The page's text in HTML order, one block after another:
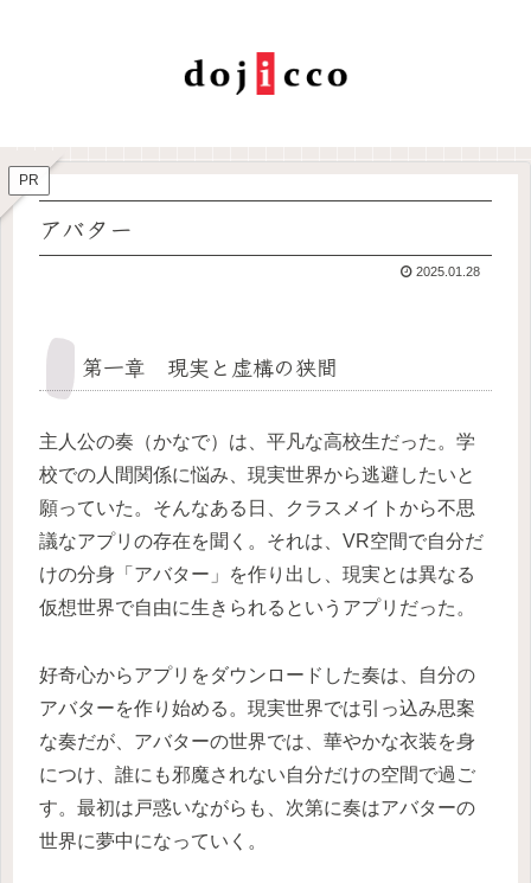
PR
アバター
2025.01.28
第一章 現実と虚構の狭間
主人公の奏（かなで）は、平凡な高校生だった。学
校での人間関係に悩み、現実世界から逃避したいと
願っていた。そんなある日、クラスメイトから不思
議なアプリの存在を聞く。それは、VR空間で自分だ
けの分身「アバター」を作り出し、現実とは異なる
仮想世界で自由に生きられるというアプリだった。
好奇心からアプリをダウンロードした奏は、自分の
アバターを作り始める。現実世界では引っ込み思案
な奏だが、アバターの世界では、華やかな衣装を身
につけ、誰にも邪魔されない自分だけの空間で過ご
す。最初は戸惑いながらも、次第に奏はアバターの
世界に夢中になっていく。